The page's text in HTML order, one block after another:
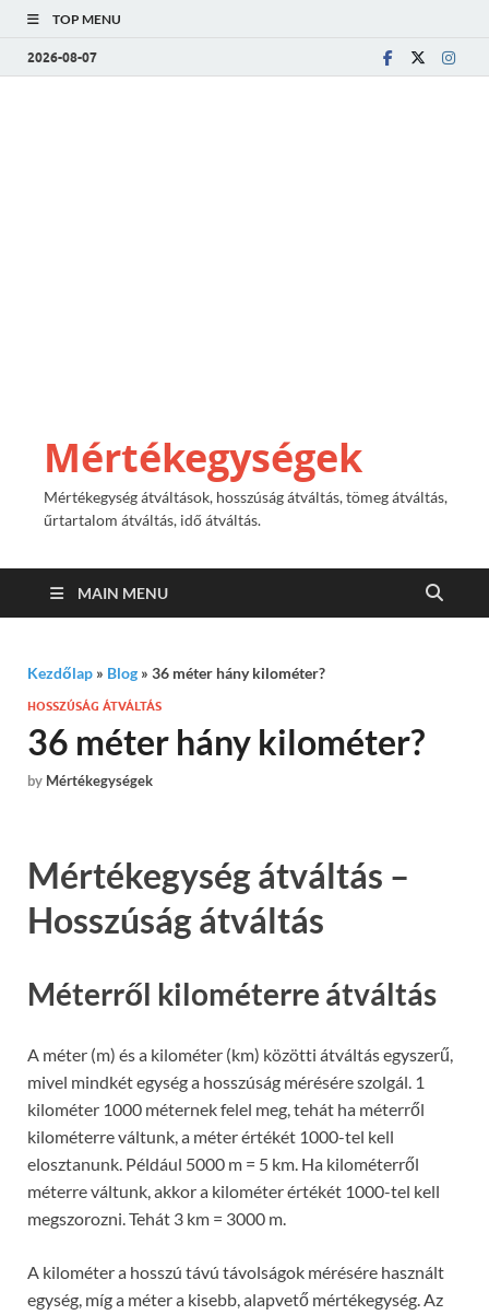
TOP MENU
2026-08-07
Mértékegységek
Mértékegység átváltások, hosszúság átváltás, tömeg átváltás,
űrtartalom átváltás, idő átváltás.
MAIN MENU
Kezdőlap » Blog » 36 méter hány kilométer?
HOSSZÚSÁG ÁTVÁLTÁS
36 méter hány kilométer?
by Mértékegységek
Mértékegység átváltás –
Hosszúság átváltás
Méterről kilométerre átváltás
A méter (m) és a kilométer (km) közötti átváltás egyszerű,
mivel mindkét egység a hosszúság mérésére szolgál. 1
kilométer 1000 méternek felel meg, tehát ha méterről
kilométerre váltunk, a méter értékét 1000-tel kell
elosztanunk. Például 5000 m = 5 km. Ha kilométerről
méterre váltunk, akkor a kilométer értékét 1000-tel kell
megszorozni. Tehát 3 km = 3000 m.
A kilométer a hosszú távú távolságok mérésére használt
egység, míg a méter a kisebb, alapvető mértékegység. Az